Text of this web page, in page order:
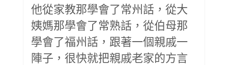
他從家教那學會了常州話，從大
姨媽那學會了常熟話，從伯母那
學會了福州話，跟著一個親戚一
陣子，很快就把親戚老家的方言